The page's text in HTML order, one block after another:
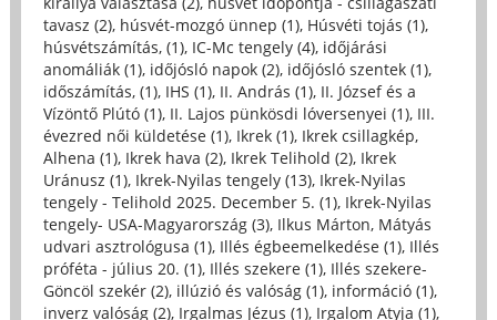
tavasz (2), húsvét-mozgó ünnep (1), Húsvéti tojás (1),
húsvétszámítás, (1), IC-Mc tengely (4), időjárási
anomáliák (1), időjósló napok (2), időjósló szentek (1),
időszámítás, (1), IHS (1), II. András (1), II. József és a
Vízöntő Plútó (1), II. Lajos pünkösdi lóversenyei (1), III.
évezred női küldetése (1), Ikrek (1), Ikrek csillagkép,
Alhena (1), Ikrek hava (2), Ikrek Telihold (2), Ikrek
Uránusz (1), Ikrek-Nyilas tengely (13), Ikrek-Nyilas
tengely - Telihold 2025. December 5. (1), Ikrek-Nyilas
tengely- USA-Magyarország (3), Ilkus Márton, Mátyás
udvari asztrológusa (1), Illés égbeemelkedése (1), Illés
próféta - július 20. (1), Illés szekere (1), Illés szekere-
Göncöl szekér (2), illúzió és valóság (1), információ (1),
inverz valóság (2), Irgalmas Jézus (1), Irgalom Atyja (1),